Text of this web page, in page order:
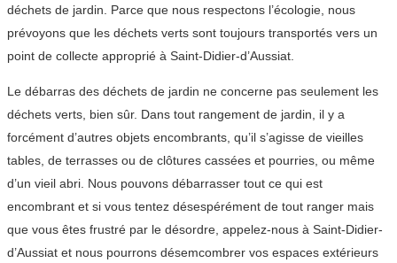
déchets de jardin. Parce que nous respectons l’écologie, nous
prévoyons que les déchets verts sont toujours transportés vers un
point de collecte approprié à Saint-Didier-d’Aussiat.
Le débarras des déchets de jardin ne concerne pas seulement les
déchets verts, bien sûr. Dans tout rangement de jardin, il y a
forcément d’autres objets encombrants, qu’il s’agisse de vieilles
tables, de terrasses ou de clôtures cassées et pourries, ou même
d’un vieil abri. Nous pouvons débarrasser tout ce qui est
encombrant et si vous tentez désespérément de tout ranger mais
que vous êtes frustré par le désordre, appelez-nous à Saint-Didier-
d’Aussiat et nous pourrons désemcombrer vos espaces extérieurs